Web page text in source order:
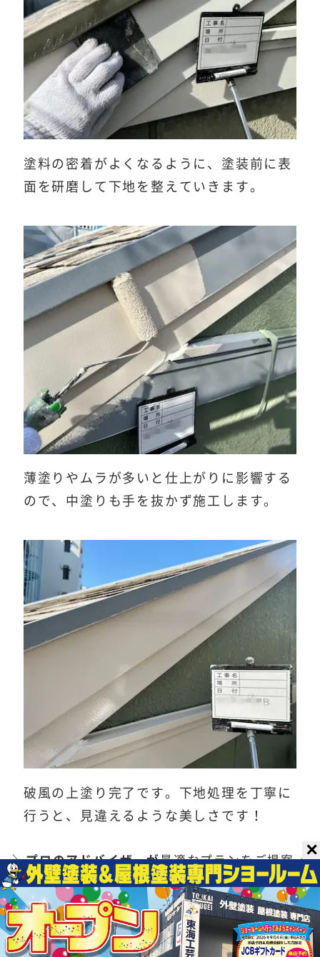
塗料の密着がよくなるように、塗装前に表
面を研磨して下地を整えていきます。
薄塗りやムラが多いと仕上がりに影響する
ので、中塗りも手を抜かず施工します。
破風の上塗り完了です。下地処理を丁寧に
行うと、見違えるような美しさです！
＼プロのアドバイザーが最適なプランをご提案／
無料見積りはこちら
✕